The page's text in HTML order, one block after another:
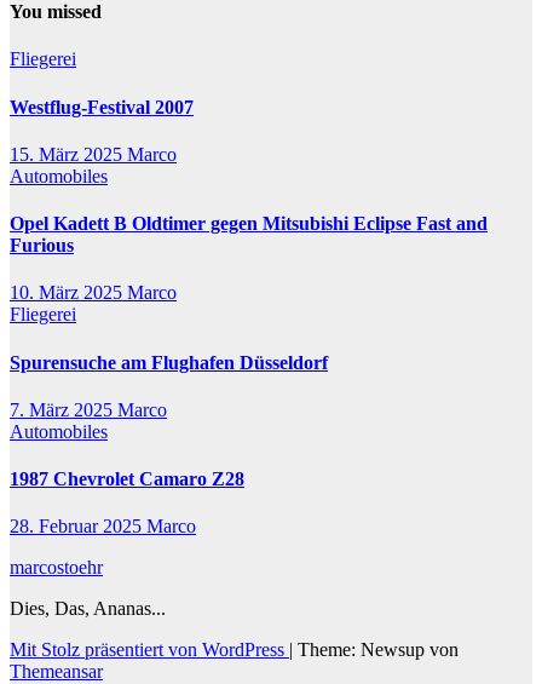
You missed
Fliegerei
Westflug-Festival 2007
15. März 2025 Marco
Automobiles
Opel Kadett B Oldtimer gegen Mitsubishi Eclipse Fast and
Furious
10. März 2025 Marco
Fliegerei
Spurensuche am Flughafen Düsseldorf
7. März 2025 Marco
Automobiles
1987 Chevrolet Camaro Z28
28. Februar 2025 Marco
marcostoehr
Dies, Das, Ananas...
Mit Stolz präsentiert von WordPress
Theme: Newsup von
Themeansar